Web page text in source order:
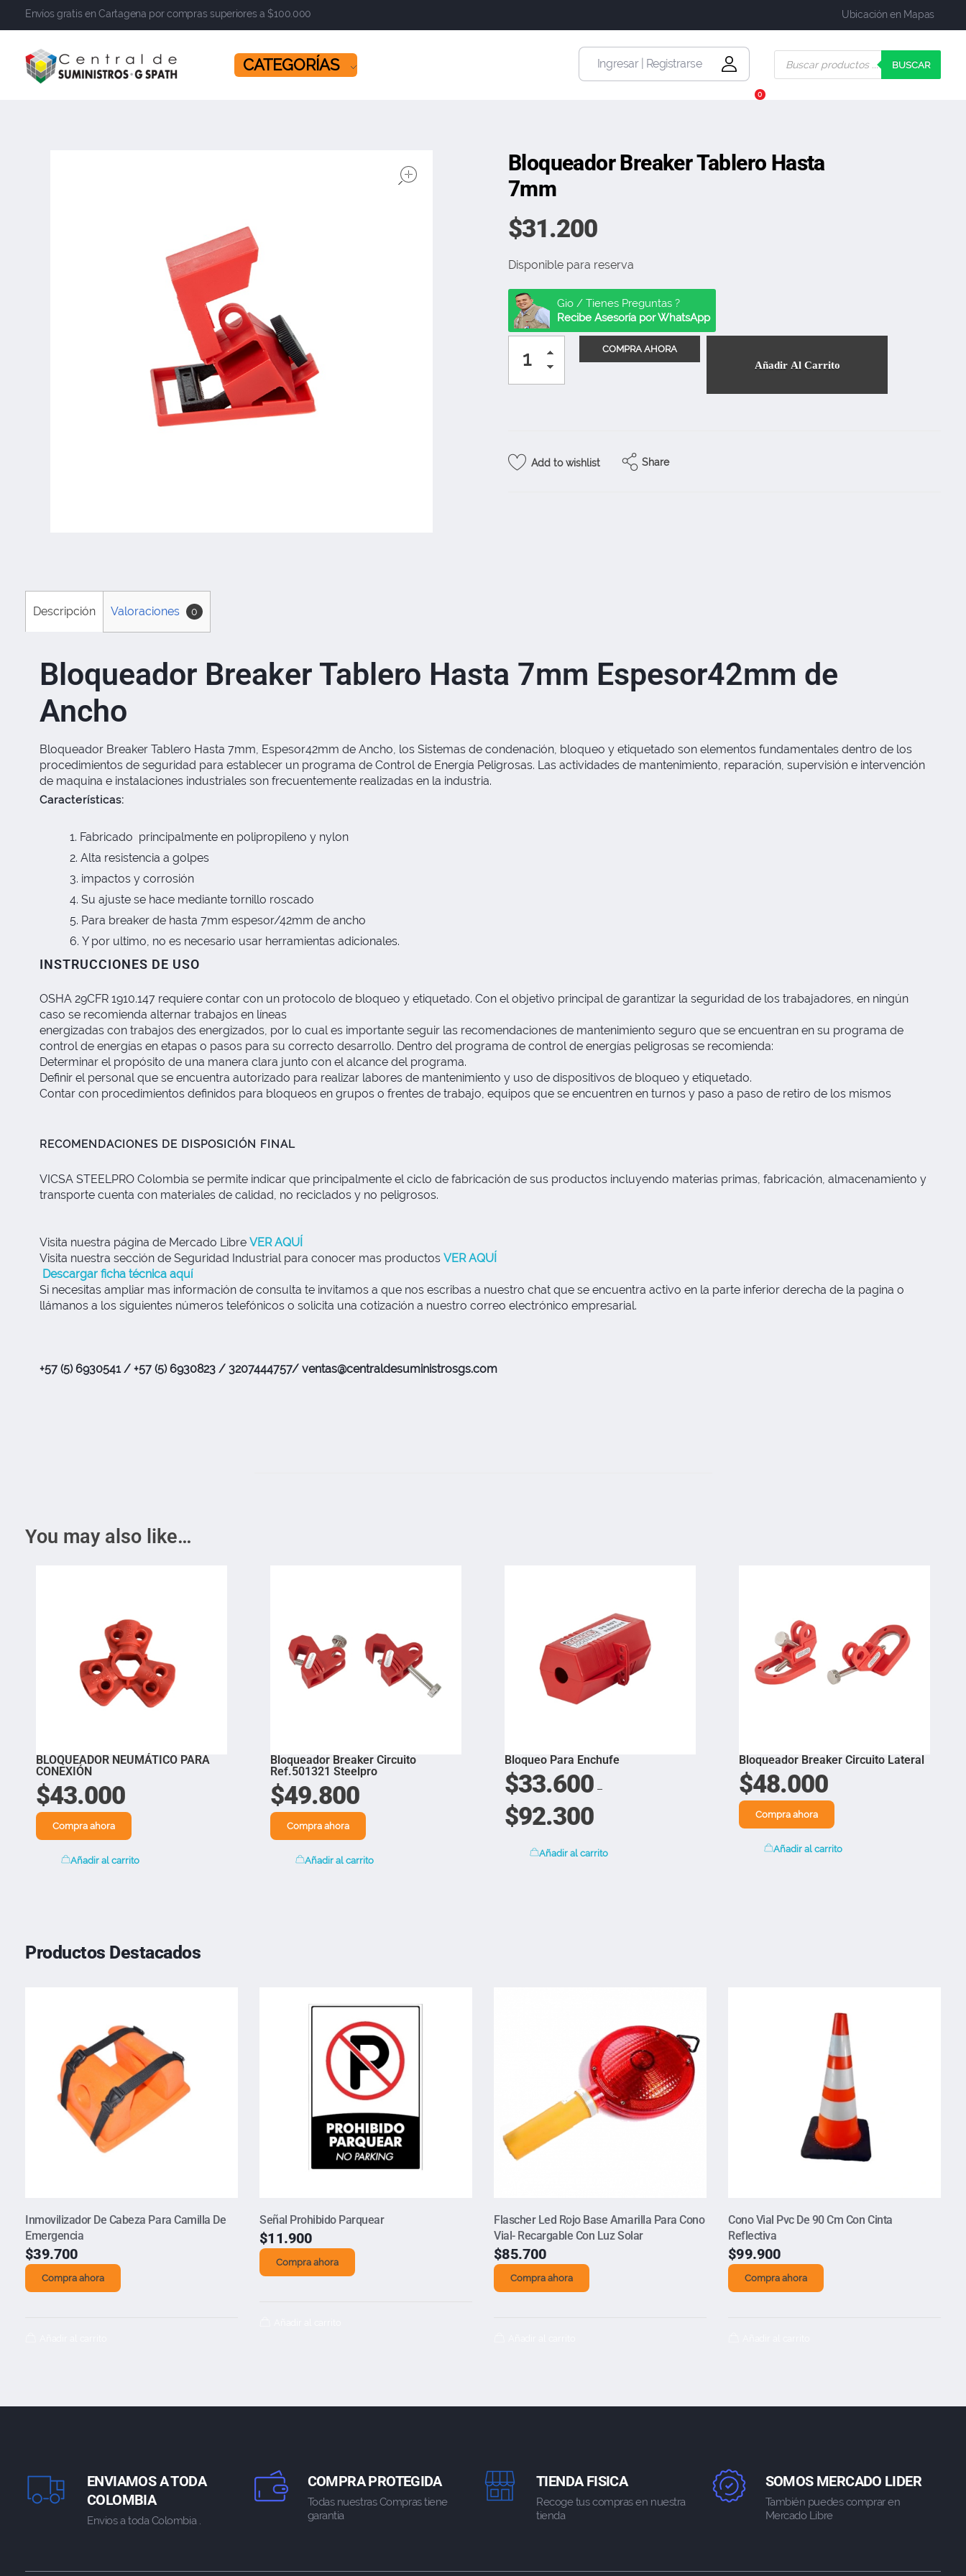
Envíos gratis en Cartagena por compras superiores a $100.000 Ubicación en Mapas
​​​​​​​ CATEGORÍAS Ingresar | Registrarse
0
BUSCAR
Bloqueador Breaker Tablero Hasta
7mm
$31.200
Disponible para reserva
Gio / Tienes Preguntas ?
Recibe Asesoría por WhatsApp
Añadir Al Carrito
Add to wishlist Share
Descripción Valoraciones 0
Bloqueador Breaker Tablero Hasta 7mm Espesor42mm de
Ancho
Bloqueador Breaker Tablero Hasta 7mm, Espesor42mm de Ancho, los Sistemas de condenación, bloqueo y etiquetado son elementos fundamentales dentro de los
procedimientos de seguridad para establecer un programa de Control de Energía Peligrosas. Las actividades de mantenimiento, reparación, supervisión e intervención
de maquina e instalaciones industriales son frecuentemente realizadas en la industria.
Características:
Fabricado principalmente en polipropileno y nylon
Alta resistencia a golpes
impactos y corrosión
Su ajuste se hace mediante tornillo roscado
Para breaker de hasta 7mm espesor/42mm de ancho
Y por ultimo, no es necesario usar herramientas adicionales.
INSTRUCCIONES DE USO
OSHA 29CFR 1910.147 requiere contar con un protocolo de bloqueo y etiquetado. Con el objetivo principal de garantizar la seguridad de los trabajadores, en ningún
caso se recomienda alternar trabajos en líneas
energizadas con trabajos des energizados, por lo cual es importante seguir las recomendaciones de mantenimiento seguro que se encuentran en su programa de
control de energías en etapas o pasos para su correcto desarrollo. Dentro del programa de control de energías peligrosas se recomienda:
Determinar el propósito de una manera clara junto con el alcance del programa.
Definir el personal que se encuentra autorizado para realizar labores de mantenimiento y uso de dispositivos de bloqueo y etiquetado.
Contar con procedimientos definidos para bloqueos en grupos o frentes de trabajo, equipos que se encuentren en turnos y paso a paso de retiro de los mismos
RECOMENDACIONES DE DISPOSICIÓN FINAL
VICSA STEELPRO Colombia se permite indicar que principalmente el ciclo de fabricación de sus productos incluyendo materias primas, fabricación, almacenamiento y
transporte cuenta con materiales de calidad, no reciclados y no peligrosos.
Visita nuestra página de Mercado Libre VER AQUÍ
Visita nuestra sección de Seguridad Industrial para conocer mas productos VER AQUÍ
Descargar ficha técnica aquí
Si necesitas ampliar mas información de consulta te invitamos a que nos escribas a nuestro chat que se encuentra activo en la parte inferior derecha de la pagina o
llámanos a los siguientes números telefónicos o solicita una cotización a nuestro correo electrónico empresarial.
+57 (5) 6930541 / +57 (5) 6930823 / 3207444757/ ventas@centraldesuministrosgs.com
You may also like…
BLOQUEADOR NEUMÁTICO PARA
CONEXIÓN
$43.000
Compra ahora
Añadir al carrito
Bloqueador Breaker Circuito
Ref.501321 Steelpro
$49.800
Compra ahora
Añadir al carrito
Bloqueo Para Enchufe
$33.600–
$92.300
Añadir al carrito
Bloqueador Breaker Circuito Lateral
$48.000
Compra ahora
Añadir al carrito
Productos Destacados
Inmovilizador De Cabeza Para Camilla De
Emergencia
$39.700
Compra ahora
Señal Prohibido Parquear
$11.900
Compra ahora
Flascher Led Rojo Base Amarilla Para Cono
Vial- Recargable Con Luz Solar
$85.700
Compra ahora
Cono Vial Pvc De 90 Cm Con Cinta
Reflectiva
$99.900
Compra ahora
ENVIAMOS A TODA
COLOMBIA
Envios a toda Colombia .
COMPRA PROTEGIDA
Todas nuestras Compras tiene
garantia
TIENDA FISICA
Recoge tus compras en nuestra
tienda
SOMOS MERCADO LIDER
También puedes comprar en
Mercado Libre